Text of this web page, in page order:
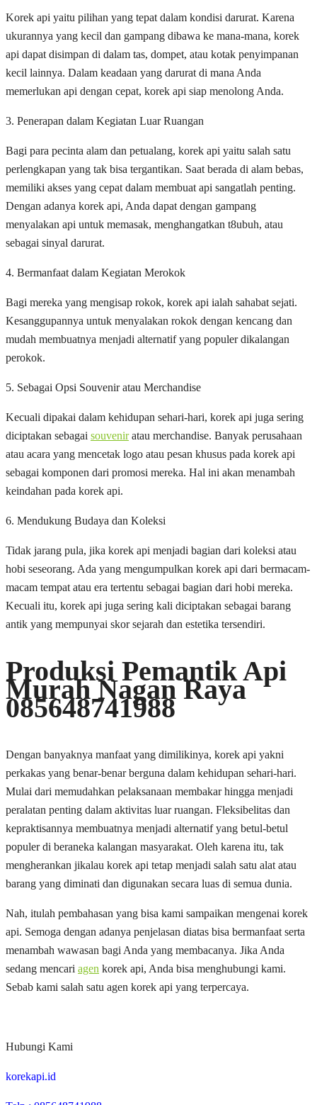
Korek api yaitu pilihan yang tepat dalam kondisi darurat. Karena
ukurannya yang kecil dan gampang dibawa ke mana-mana, korek
api dapat disimpan di dalam tas, dompet, atau kotak penyimpanan
kecil lainnya. Dalam keadaan yang darurat di mana Anda
memerlukan api dengan cepat, korek api siap menolong Anda.
3. Penerapan dalam Kegiatan Luar Ruangan
Bagi para pecinta alam dan petualang, korek api yaitu salah satu
perlengkapan yang tak bisa tergantikan. Saat berada di alam bebas,
memiliki akses yang cepat dalam membuat api sangatlah penting.
Dengan adanya korek api, Anda dapat dengan gampang
menyalakan api untuk memasak, menghangatkan t8ubuh, atau
sebagai sinyal darurat.
4. Bermanfaat dalam Kegiatan Merokok
Bagi mereka yang mengisap rokok, korek api ialah sahabat sejati.
Kesanggupannya untuk menyalakan rokok dengan kencang dan
mudah membuatnya menjadi alternatif yang populer dikalangan
perokok.
5. Sebagai Opsi Souvenir atau Merchandise
Kecuali dipakai dalam kehidupan sehari-hari, korek api juga sering
diciptakan sebagai souveniratau merchandise. Banyak perusahaan
atau acara yang mencetak logo atau pesan khusus pada korek api
sebagai komponen dari promosi mereka. Hal ini akan menambah
keindahan pada korek api.
6. Mendukung Budaya dan Koleksi
Tidak jarang pula, jika korek api menjadi bagian dari koleksi atau
hobi seseorang. Ada yang mengumpulkan korek api dari bermacam-
macam tempat atau era tertentu sebagai bagian dari hobi mereka.
Kecuali itu, korek api juga sering kali diciptakan sebagai barang
antik yang mempunyai skor sejarah dan estetika tersendiri.
Produksi Pemantik Api
Murah Nagan Raya
085648741988
Dengan banyaknya manfaat yang dimilikinya, korek api yakni
perkakas yang benar-benar berguna dalam kehidupan sehari-hari.
Mulai dari memudahkan pelaksanaan membakar hingga menjadi
peralatan penting dalam aktivitas luar ruangan. Fleksibelitas dan
kepraktisannya membuatnya menjadi alternatif yang betul-betul
populer di beraneka kalangan masyarakat. Oleh karena itu, tak
mengherankan jikalau korek api tetap menjadi salah satu alat atau
barang yang diminati dan digunakan secara luas di semua dunia.
Nah, itulah pembahasan yang bisa kami sampaikan mengenai korek
api. Semoga dengan adanya penjelasan diatas bisa bermanfaat serta
menambah wawasan bagi Anda yang membacanya. Jika Anda
sedang mencari agen korek api, Anda bisa menghubungi kami.
Sebab kami salah satu agen korek api yang terpercaya.
Hubungi Kami
korekapi.id